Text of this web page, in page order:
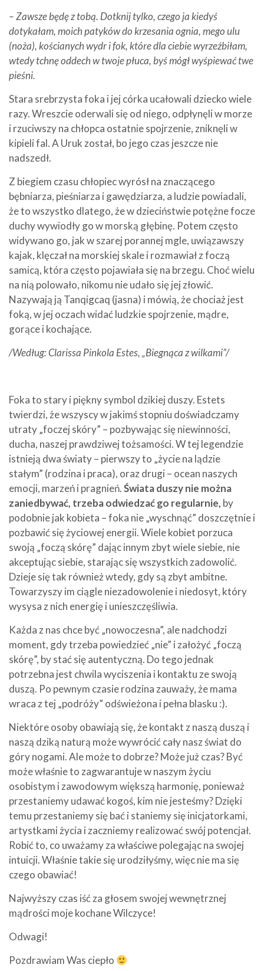
– Zawsze będę z tobą. Dotknij tylko, czego ja kiedyś
dotykałam, moich patyków do krzesania ognia, mego ulu
(noża), kościanych wydr i fok, które dla ciebie wyrzeźbiłam,
wtedy tchnę oddech w twoje płuca, byś mógł wyśpiewać twe
pieśni.
Stara srebrzysta foka i jej córka ucałowali dziecko wiele
razy. Wreszcie oderwali się od niego, odpłynęli w morze
i rzuciwszy na chłopca ostatnie spojrzenie, zniknęli w
kipieli fal. A Uruk został, bo jego czas jeszcze nie
nadszedł.
Z biegiem czasu chłopiec wyrósł na znaczącego
bębniarza, pieśniarza i gawędziarza, a ludzie powiadali,
że to wszystko dlatego, że w dzieciństwie potężne focze
duchy wywiodły go w morską głębinę. Potem często
widywano go, jak w szarej porannej mgle, uwiązawszy
kajak, klęczał na morskiej skale i rozmawiał z foczą
samicą, która często pojawiała się na brzegu. Choć wielu
na nią polowało, nikomu nie udało się jej złowić.
Nazywają ją Tanqigcaq (jasna) i mówią, że chociaż jest
foką, w jej oczach widać ludzkie spojrzenie, mądre,
gorące i kochające.
/Według: Clarissa Pinkola Estes, „Biegnąca z wilkami”/
Foka to stary i piękny symbol dzikiej duszy. Estets
twierdzi, że wszyscy w jakimś stopniu doświadczamy
utraty „foczej skóry” – pozbywając się niewinności,
ducha, naszej prawdziwej tożsamości. W tej legendzie
istnieją dwa światy – pierwszy to „życie na lądzie
stałym” (rodzina i praca), oraz drugi – ocean naszych
emocji, marzeń i pragnień.Świata duszy nie można
zaniedbywać, trzeba odwiedzać go regularnie, by
podobnie jak kobieta – foka nie „wyschnąć” doszczętnie i
pozbawić się życiowej energii. Wiele kobiet porzuca
swoją „foczą skórę” dając innym zbyt wiele siebie, nie
akceptując siebie, starając się wszystkich zadowolić.
Dzieje się tak również wtedy, gdy są zbyt ambitne.
Towarzyszy im ciągle niezadowolenie i niedosyt, który
wysysa z nich energię i unieszczęśliwia.
Każda z nas chce być „nowoczesna”, ale nadchodzi
moment, gdy trzeba powiedzieć „nie” i założyć „foczą
skórę”, by stać się autentyczną. Do tego jednak
potrzebna jest chwila wyciszenia i kontaktu ze swoją
duszą. Po pewnym czasie rodzina zauważy, że mama
wraca z tej „podróży” odświeżona i pełna blasku :).
Niektóre osoby obawiają się, że kontakt z naszą duszą i
naszą dziką naturą może wywrócić cały nasz świat do
góry nogami. Ale może to dobrze? Może już czas? Być
może właśnie to zagwarantuje w naszym życiu
osobistym i zawodowym większą harmonię, ponieważ
przestaniemy udawać kogoś, kim nie jesteśmy? Dzięki
temu przestaniemy się bać i staniemy się inicjatorkami,
artystkami życia i zaczniemy realizować swój potencjał.
Robić to, co uważamy za właściwe polegając na swojej
intuicji. Właśnie takie się urodziłyśmy, więc nie ma się
czego obawiać!
Najwyższy czas iść za głosem swojej wewnętrznej
mądrości moje kochane Wilczyce!
Odwagi!
Pozdrawiam Was ciepło